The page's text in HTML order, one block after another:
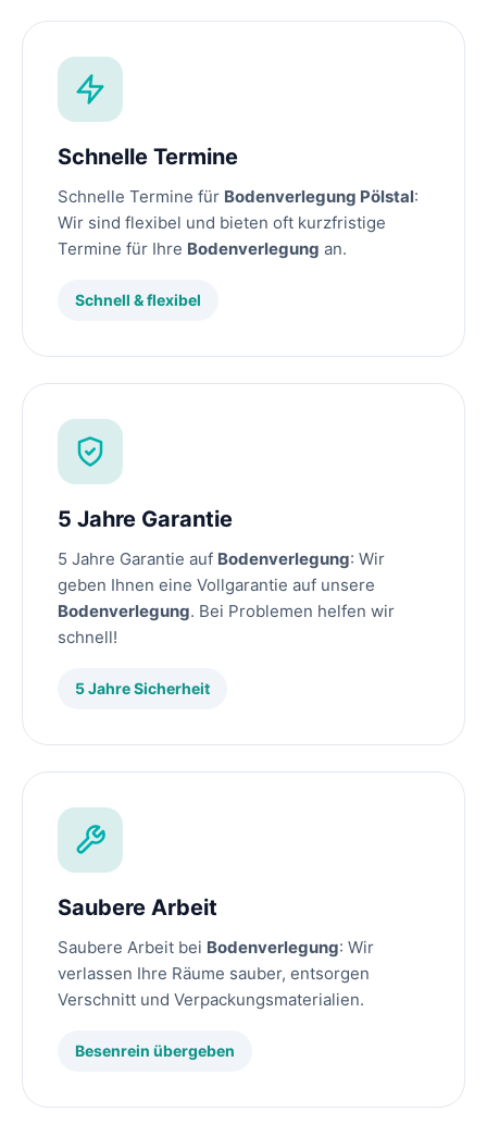
Schnelle Termine
Schnelle Termine für Bodenverlegung Pölstal:
Wir sind flexibel und bieten oft kurzfristige
Termine für Ihre Bodenverlegung an.
Schnell & flexibel
5 Jahre Garantie
5 Jahre Garantie auf Bodenverlegung: Wir
geben Ihnen eine Vollgarantie auf unsere
Bodenverlegung. Bei Problemen helfen wir
schnell!
5 Jahre Sicherheit
Saubere Arbeit
Saubere Arbeit bei Bodenverlegung: Wir
verlassen Ihre Räume sauber, entsorgen
Verschnitt und Verpackungsmaterialien.
Besenrein übergeben